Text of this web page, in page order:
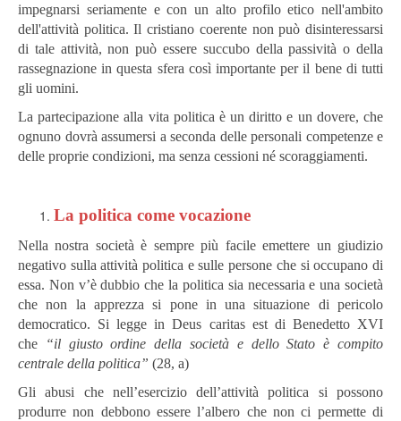
impegnarsi seriamente e con un alto profilo etico nell'ambito
dell'attività politica. Il cristiano coerente non può disinteressarsi
di tale attività, non può essere succubo della passività o della
rassegnazione in questa sfera così importante per il bene di tutti
gli uomini.
La partecipazione alla vita politica è un diritto e un dovere, che
ognuno dovrà assumersi a seconda delle personali competenze e
delle proprie condizioni, ma senza cessioni né scoraggiamenti.
La politica come vocazione
Nella nostra società è sempre più facile emettere un giudizio
negativo sulla attività politica e sulle persone che si occupano di
essa. Non v’è dubbio che la politica sia necessaria e una società
che non la apprezza si pone in una situazione di pericolo
democratico. Si legge in Deus caritas est di Benedetto XVI
che
“il giusto ordine della società e dello Stato è compito
centrale della politica” (28, a)
Gli abusi che nell’esercizio dell’attività politica si possono
produrre non debbono essere l’albero che non ci permette di